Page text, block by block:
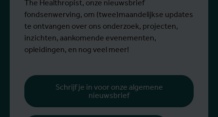
Entomologie, deel aan een opleiding bij
Ecodevelopment in Griekenland, met de
steun van een Erasmus+-mobiliteitsbeurs
voor personeel.
The Healthropist, onze nieuwsbrief
fondsenwerving, om (twee)maandelijkse updates
te ontvangen over ons onderzoek, projecten,
inzichten, aankomende evenementen,
opleidingen, en nog veel meer!
Schrijf je in voor onze algemene
nieuwsbrief